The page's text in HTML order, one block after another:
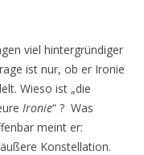
viel hintergründiger
ist nur, ob er Ironie
Wieso ist „die
Ironie“ ? Was
meint er:
Konstellation.